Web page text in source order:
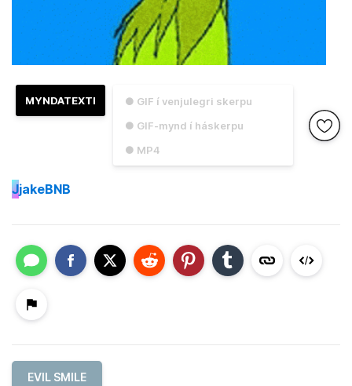
● GIF í venjulegri skerpu
● GIF-mynd í háskerpu
● MP4
MYNDATEXTI
JjakeBNB
EVIL SMILE